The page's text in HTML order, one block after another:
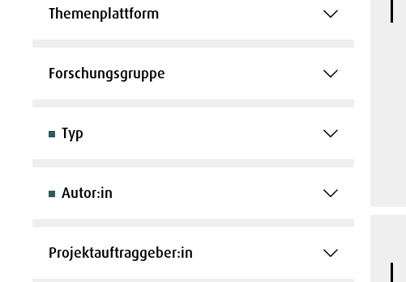
Themenplattform
Forschungsgruppe
Typ
Autor:in
Projektauftraggeber:in